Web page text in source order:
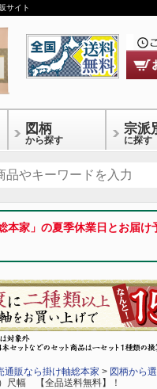
サイト
図柄
から探す
宗派
に探す
本家」の夏季休業日とお届け
通販なら掛け軸総本家 > 図柄から
尺幅 【全品送料無料】！